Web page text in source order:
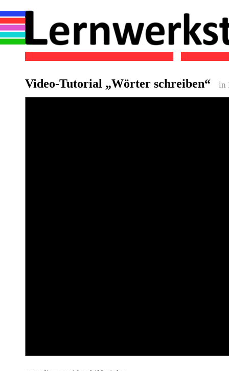
Video-Tutorial „Wörter schreiben“ in